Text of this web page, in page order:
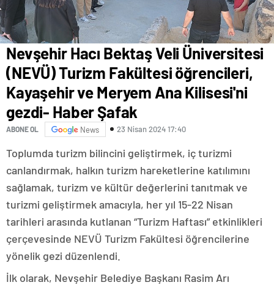
Nevşehir Hacı Bektaş Veli Üniversitesi
(NEVÜ) Turizm Fakültesi öğrencileri,
Kayaşehir ve Meryem Ana Kilisesi'ni
gezdi- Haber Şafak
ABONE OL News 23 Nisan 2024 17:40
Toplumda turizm bilincini geliştirmek, iç turizmi
canlandırmak, halkın turizm hareketlerine katılımını
sağlamak, turizm ve kültür değerlerini tanıtmak ve
turizmi geliştirmek amacıyla, her yıl 15-22 Nisan
tarihleri arasında kutlanan “Turizm Haftası” etkinlikleri
çerçevesinde NEVÜ Turizm Fakültesi öğrencilerine
yönelik gezi düzenlendi.
İlk olarak, Nevşehir Belediye Başkanı Rasim Arı